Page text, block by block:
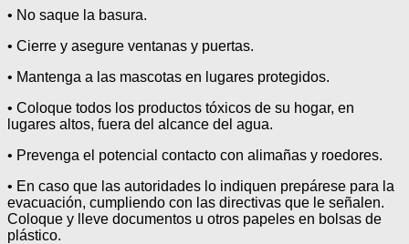
• No saque la basura.
• Cierre y asegure ventanas y puertas.
• Mantenga a las mascotas en lugares protegidos.
• Coloque todos los productos tóxicos de su hogar, en
lugares altos, fuera del alcance del agua.
• Prevenga el potencial contacto con alimañas y roedores.
• En caso que las autoridades lo indiquen prepárese para la
evacuación, cumpliendo con las directivas que le señalen.
Coloque y lleve documentos u otros papeles en bolsas de
plástico.